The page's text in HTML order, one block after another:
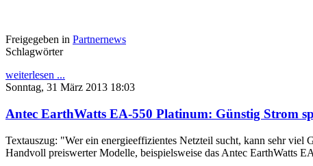
Freigegeben in Partnernews
Schlagwörter
weiterlesen ...
Sonntag, 31 März 2013 18:03
Antec EarthWatts EA-550 Platinum: Günstig Strom
Textauszug: "Wer ein energieeffizientes Netzteil sucht, kann sehr viel
Handvoll preiswerter Modelle, beispielsweise das Antec EarthWatts